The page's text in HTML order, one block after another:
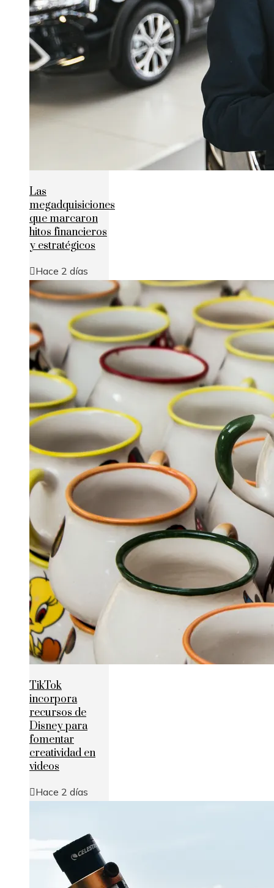
Las
megadquisiciones
que marcaron
hitos financieros
y estratégicos
Hace 2 días
TikTok
incorpora
recursos de
Disney para
fomentar
creatividad en
videos
Hace 2 días